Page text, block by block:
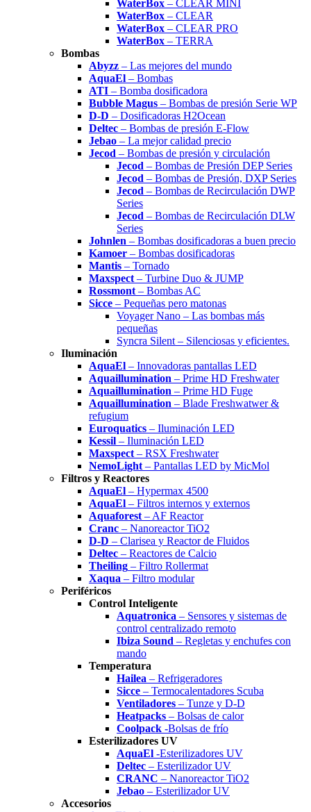
WaterBox – CLEAR MINI
WaterBox – CLEAR
WaterBox – CLEAR PRO
WaterBox – TERRA
Bombas
Abyzz – Las mejores del mundo
AquaEl – Bombas
ATI – Bomba dosificadora
Bubble Magus – Bombas de presión Serie WP
D-D – Dosificadoras H2Ocean
Deltec – Bombas de presión E-Flow
Jebao – La mejor calidad precio
Jecod – Bombas de presión y circulación
Jecod – Bombas de Presión DEP Series
Jecod – Bombas de Presión, DXP Series
Jecod – Bombas de Recirculación DWP
Series
Jecod – Bombas de Recirculación DLW
Series
Johnlen – Bombas dosificadoras a buen precio
Kamoer – Bombas dosificadoras
Mantis – Tornado
Maxspect – Turbine Duo & JUMP
Rossmont – Bombas AC
Sicce – Pequeñas pero matonas
Voyager Nano – Las bombas más
pequeñas
Syncra Silent – Silenciosas y eficientes.
Iluminación
AquaEl – Innovadoras pantallas LED
Aquaillumination – Prime HD Freshwater
Aquaillumination – Prime HD Fuge
Aquaillumination – Blade Freshwatwer &
refugium
Euroquatics – Iluminación LED
Kessil – Iluminación LED
Maxspect – RSX Freshwater
NemoLight – Pantallas LED by MicMol
Filtros y Reactores
AquaEl – Hypermax 4500
AquaEl – Filtros internos y externos
Aquaforest – AF Reactor
Cranc – Nanoreactor TiO2
D-D – Clarisea y Reactor de Fluidos
Deltec – Reactores de Calcio
Theiling – Filtro Rollermat
Xaqua – Filtro modular
Periféricos
Control Inteligente
Aquatronica – Sensores y sistemas de
control centralizado remoto
Ibiza Sound – Regletas y enchufes con
mando
Temperatura
Hailea – Refrigeradores
Sicce – Termocalentadores Scuba
Ventiladores – Tunze y D-D
Heatpacks – Bolsas de calor
Coolpack -Bolsas de frío
Esterilizadores UV
AquaEl -Esterilizadores UV
Deltec – Esterilizador UV
CRANC – Nanoreactor TiO2
Jebao – Esterilizador UV
Accesorios